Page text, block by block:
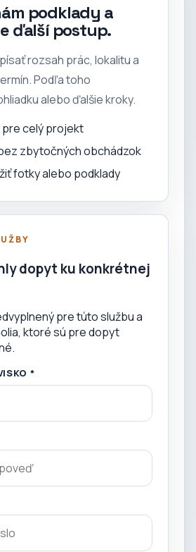
podklady a
ďalší postup.
rozsah prác, lokalitu a
Podľa toho
alebo ďalšie kroky.
celý projekt
zbytočných obchádzok
fotky alebo podklady
dopyt ku konkrétnej
pre túto službu a
ktoré sú pre dopyt
*